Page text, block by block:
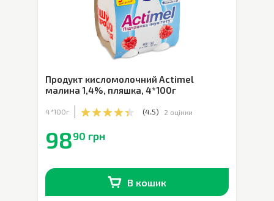
Продукт кисломолочний Actimel
малина 1,4%, пляшка, 4*100г
4*100г (4.5) 2 оцінки
9890 грн
В кошик